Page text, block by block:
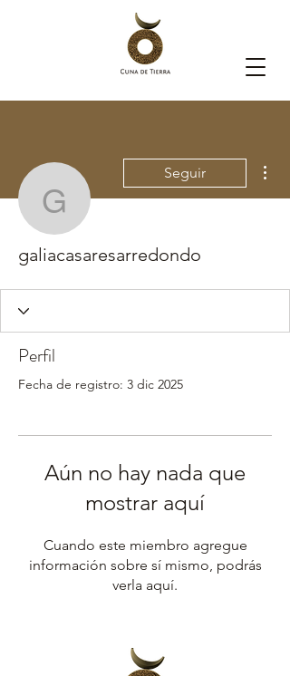
Seguir
galiacasaresarredondo
Perfil
Fecha de registro: 3 dic 2025
Aún no hay nada que
mostrar aquí
Cuando este miembro agregue
información sobre sí mismo, podrás
verla aquí.